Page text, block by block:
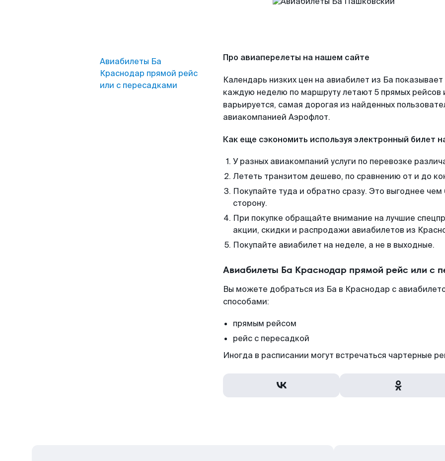
Авиабилеты Ба
Краснодар прямой рейс
или с пересадками
Про авиаперелеты на нашем сайте
Календарь низких цен на авиабилет из Ба
каждую неделю по маршруту летают 5 прямых рейсов
варьируется, самая дорогая из найденных
авиакомпанией Аэрофлот.
Как еще сэкономить используя электронный билет
У разных авиакомпаний услуги по перевозке
Лететь транзитом дешево, по сравнению от и до
Покупайте туда и обратно сразу. Это выгоднее
сторону.
При покупке обращайте внимание на лучшие
акции, скидки и распродажи авиабилетов из
Покупайте авиабилет на неделе, а не в выходные.
Авиабилеты Ба Краснодар прямой рейс или с
Вы можете добраться из Ба в Краснодар с
способами:
прямым рейсом
рейс с пересадкой
Иногда в расписании могут встречаться чартерные